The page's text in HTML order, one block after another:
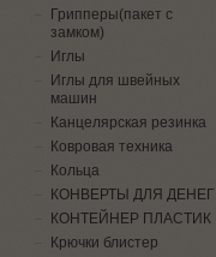
Грипперы(пакет с
замком)
Иглы
Иглы для швейных
машин
Канцелярская резинка
Ковровая техника
Кольца
КОНВЕРТЫ ДЛЯ ДЕНЕГ
КОНТЕЙНЕР ПЛАСТИК
Крючки блистер